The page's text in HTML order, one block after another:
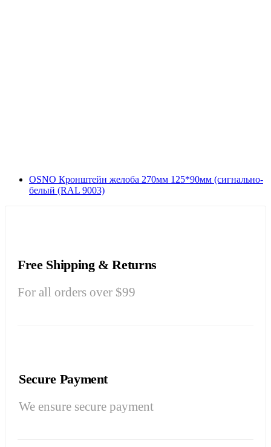
OSNO Кронштейн желоба 270мм 125*90мм (сигнально-
белый (RAL 9003)
Free Shipping & Returns
For all orders over $99
Secure Payment
We ensure secure payment